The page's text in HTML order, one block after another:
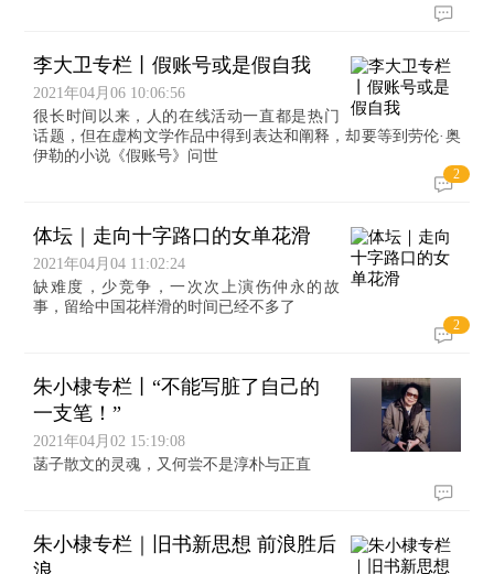
李大卫专栏丨假账号或是假自我
2021年04月06 10:06:56
很长时间以来，人的在线活动一直都是热门
话题，但在虚构文学作品中得到表达和阐释，却要等到劳伦·奥
伊勒的小说《假账号》问世
2
体坛｜走向十字路口的女单花滑
2021年04月04 11:02:24
缺难度，少竞争，一次次上演伤仲永的故
事，留给中国花样滑的时间已经不多了
2
朱小棣专栏丨“不能写脏了自己的
一支笔！”
2021年04月02 15:19:08
菡子散文的灵魂，又何尝不是淳朴与正直
朱小棣专栏｜旧书新思想 前浪胜后